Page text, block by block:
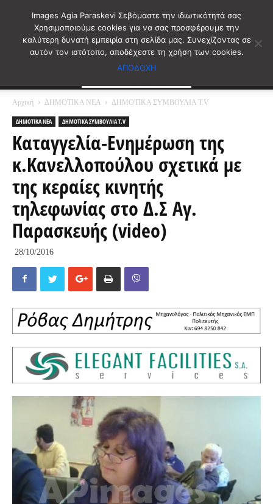
Αρχική ΔΗΜΟΤΙΚΑ ΝΕΑ ΔΗΜΟΤΙΚΑ ΣΥΜΒΟΥΛΙΑ T.V
ΔΗΜΟΤΙΚΑ ΝΕΑ ΔΗΜΟΤΙΚΑ ΣΥΜΒΟΥΛΙΑ T.V
Καταγγελία-Ενημέρωση της
κ.Κανελλοπούλου σχετικά με
της κεραίες κινητής
τηλεφωνίας στο Δ.Σ Αγ.
Παρασκευής (video)
28/10/2016
Images Agia Paraskevi Σεβόμαστε την ιδιωτικότητά σας
Χρησιμοποιούμε cookies για να σας προσφέρουμε την
καλύτερη δυνατή εμπειρία στη σελίδα μας. Συνεχίζοντας σε
αυτόν τον ιστότοπο, αποδέχεστε τη χρήση των cookies.
ΑΠΟΔΟΧΗ